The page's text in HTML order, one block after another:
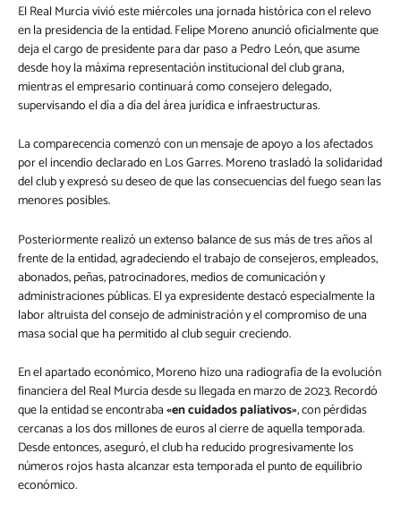
El Real Murcia vivió este miércoles una jornada histórica con el relevo
en la presidencia de la entidad. Felipe Moreno anunció oficialmente que
deja el cargo de presidente para dar paso a Pedro León, que asume
desde hoy la máxima representación institucional del club grana,
mientras el empresario continuará como consejero delegado,
supervisando el día a día del área jurídica e infraestructuras.
La comparecencia comenzó con un mensaje de apoyo a los afectados
por el incendio declarado en Los Garres. Moreno trasladó la solidaridad
del club y expresó su deseo de que las consecuencias del fuego sean las
menores posibles.
Posteriormente realizó un extenso balance de sus más de tres años al
frente de la entidad, agradeciendo el trabajo de consejeros, empleados,
abonados, peñas, patrocinadores, medios de comunicación y
administraciones públicas. El ya expresidente destacó especialmente la
labor altruista del consejo de administración y el compromiso de una
masa social que ha permitido al club seguir creciendo.
En el apartado económico, Moreno hizo una radiografía de la evolución
financiera del Real Murcia desde su llegada en marzo de 2023. Recordó
que la entidad se encontraba«en cuidados paliativos», con pérdidas
cercanas a los dos millones de euros al cierre de aquella temporada.
Desde entonces, aseguró, el club ha reducido progresivamente los
números rojos hasta alcanzar esta temporada el punto de equilibrio
económico.